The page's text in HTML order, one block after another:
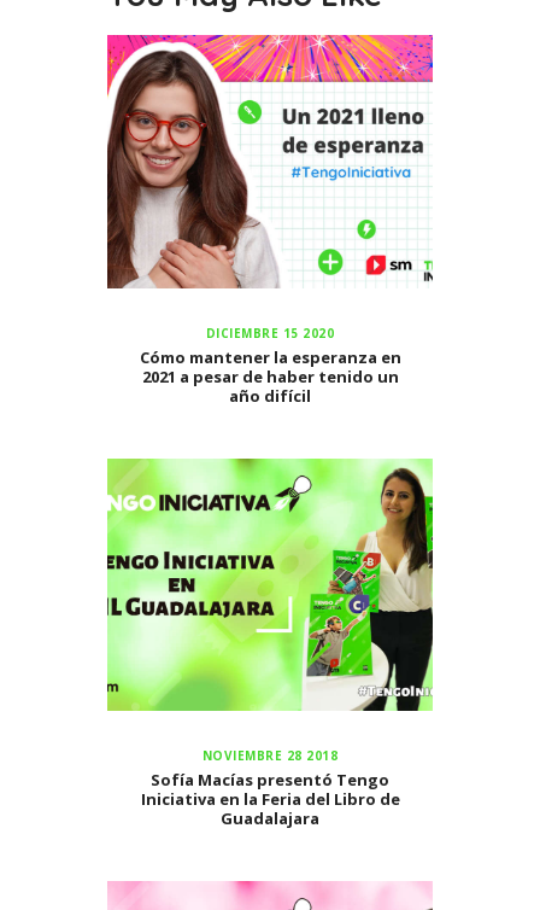
DICIEMBRE 15 2020
Cómo mantener la esperanza en
2021 a pesar de haber tenido un
año difícil
NOVIEMBRE 28 2018
Sofía Macías presentó Tengo
Iniciativa en la Feria del Libro de
Guadalajara